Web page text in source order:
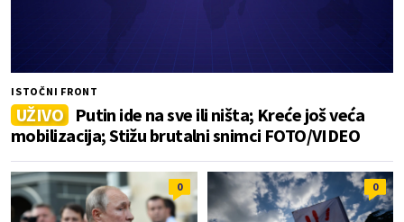
ISTOČNI FRONT
UŽIVO Putin ide na sve ili ništa; Kreće još veća
mobilizacija; Stižu brutalni snimci FOTO/VIDEO
0 0